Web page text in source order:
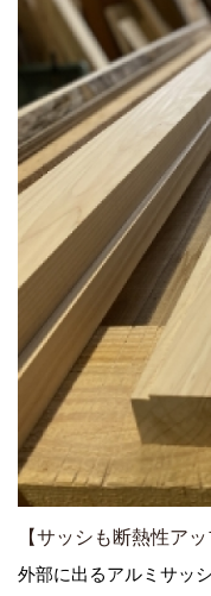
【サッシも断熱性アッ
外部に出るアルミサッ